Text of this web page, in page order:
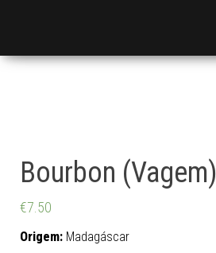
Bourbon (Vagem)
€7.50
Origem: Madagáscar